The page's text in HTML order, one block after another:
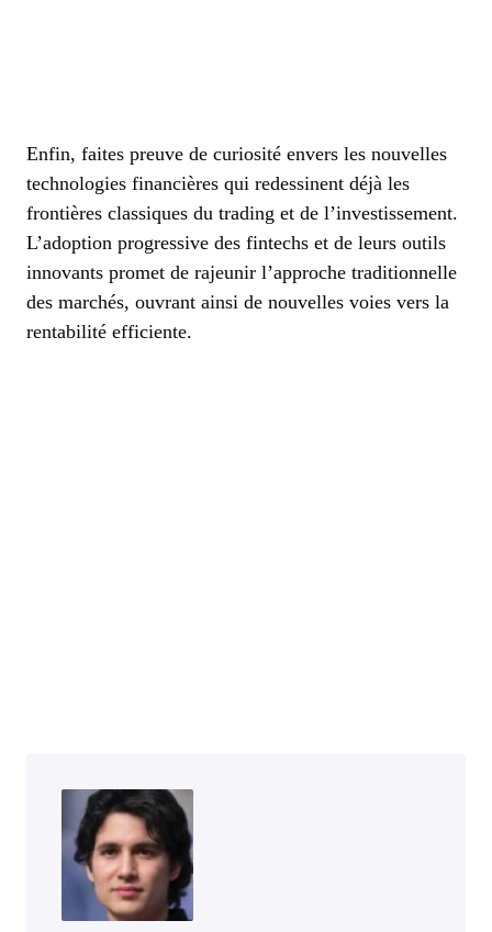
Enfin, faites preuve de curiosité envers les nouvelles
technologies financières qui redessinent déjà les
frontières classiques du trading et de l’investissement.
L’adoption progressive des fintechs et de leurs outils
innovants promet de rajeunir l’approche traditionnelle
des marchés, ouvrant ainsi de nouvelles voies vers la
rentabilité efficiente.